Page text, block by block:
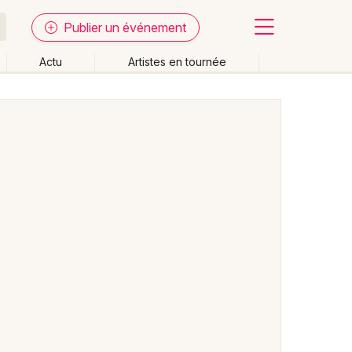
Publier un événement
Actu Artistes en tournée